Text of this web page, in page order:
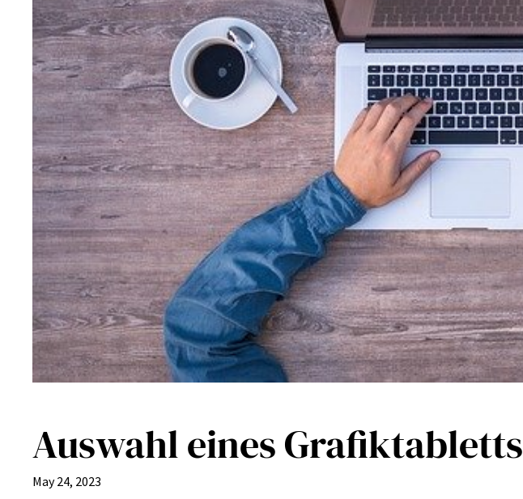
Auswahl eines Grafiktabletts
May 24, 2023